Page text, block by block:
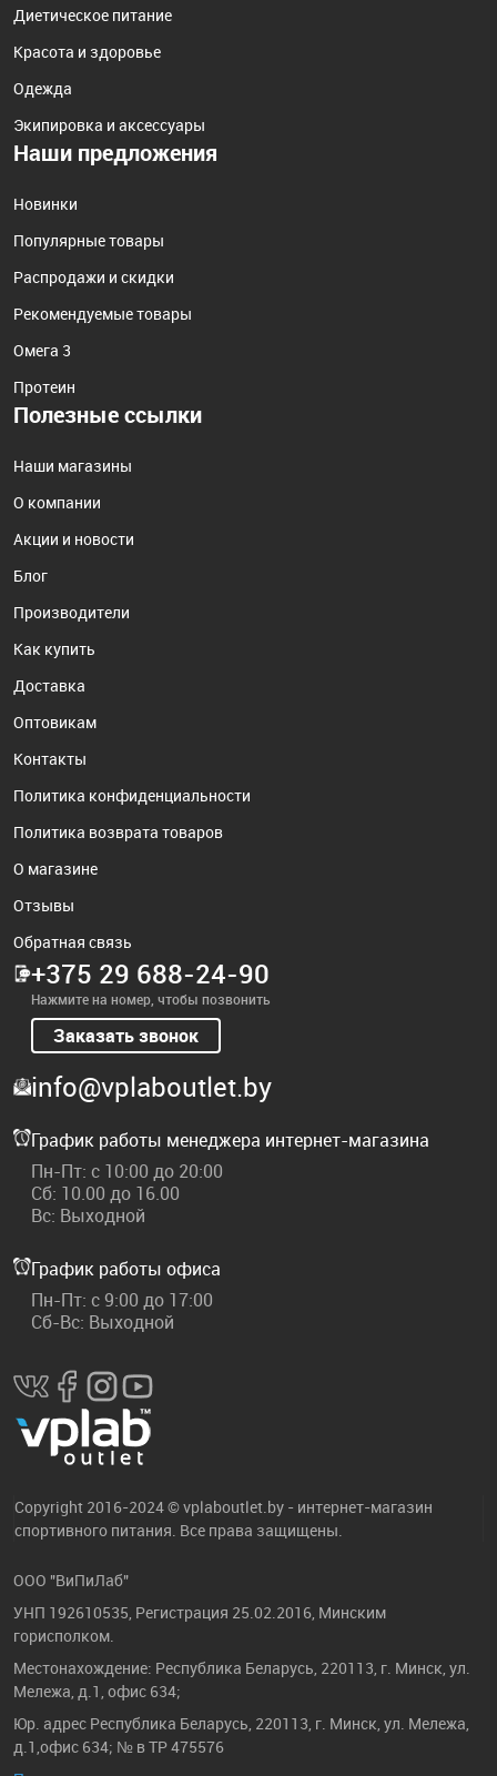
Диетическое питание
Красота и здоровье
Одежда
Экипировка и аксессуары
Наши предложения
Новинки
Популярные товары
Распродажи и скидки
Рекомендуемые товары
Омега 3
Протеин
Полезные ссылки
Наши магазины
О компании
Акции и новости
Блог
Производители
Как купить
Доставка
Оптовикам
Контакты
Политика конфиденциальности
Политика возврата товаров
О магазине
Отзывы
Обратная связь
+375 29 688-24-90
Нажмите на номер, чтобы позвонить
Заказать звонок
info@vplaboutlet.by
График работы менеджера интернет-магазина
Пн-Пт: с 10:00 до 20:00
Сб: 10.00 до 16.00
Вс: Выходной
График работы офиса
Пн-Пт: с 9:00 до 17:00
Сб-Вс: Выходной
Copyright 2016-2024 © vplaboutlet.by - интернет-магазин
спортивного питания. Все права защищены.
ООО "ВиПиЛаб"
УНП 192610535, Регистрация 25.02.2016, Минским
горисполком.
Местонахождение: Республика Беларусь, 220113, г. Минск, ул.
Мележа, д.1, офис 634;
Юр. адрес Республика Беларусь, 220113, г. Минск, ул. Мележа,
д.1,офис 634; № в ТР 475576